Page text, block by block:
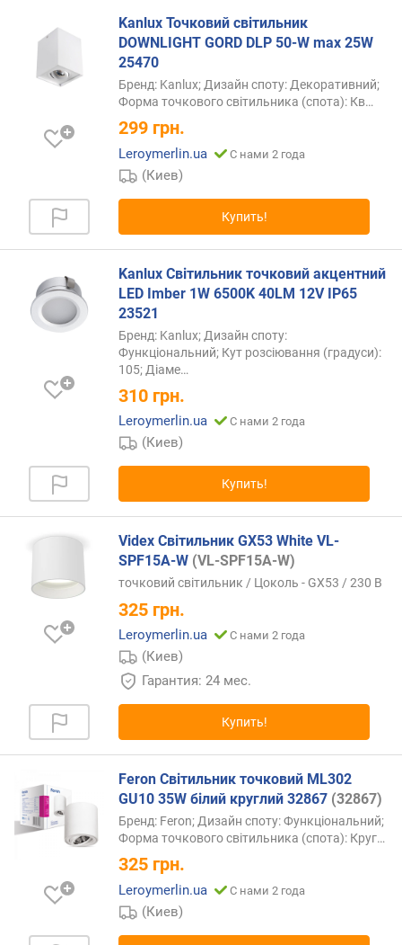
Kanlux Точковий світильник
DOWNLIGHT GORD DLP 50-W max 25W
25470
Бренд: Kanlux; Дизайн споту: Декоративний;
Форма точкового світильника (спота): Кв…
299 грн.
Leroymerlin.ua С нами 2 года
(Киев)
Купить!
Kanlux Світильник точковий акцентний
LED Imber 1W 6500K 40LM 12V IP65
23521
Бренд: Kanlux; Дизайн споту:
Функціональний; Кут розсіювання (градуси):
105; Діаме…
310 грн.
Leroymerlin.ua С нами 2 года
(Киев)
Купить!
Videx Світильник GX53 White VL-
SPF15A-W (VL-SPF15A-W)
точковий світильник / Цоколь - GX53 / 230 В
325 грн.
Leroymerlin.ua С нами 2 года
(Киев)
Гарантия: 24 мес.
Купить!
Feron Світильник точковий ML302
GU10 35W білий круглий 32867 (32867)
Бренд: Feron; Дизайн споту: Функціональний;
Форма точкового світильника (спота): Круг…
325 грн.
Leroymerlin.ua С нами 2 года
(Киев)